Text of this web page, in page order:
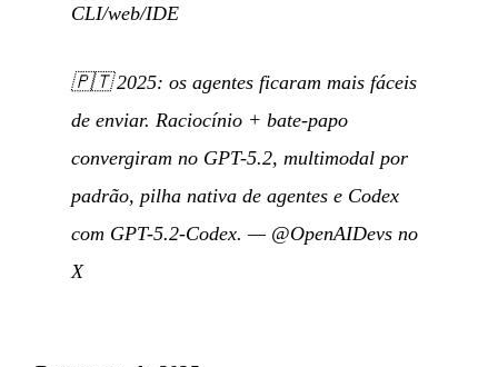
CLI/web/IDE
🇵🇹2025: os agentes ficaram mais fáceis
de enviar. Raciocínio + bate-papo
convergiram no GPT-5.2, multimodal por
padrão, pilha nativa de agentes e Codex
com GPT-5.2-Codex. — @OpenAIDevs no
X